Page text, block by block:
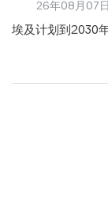
26年08月07日
埃及计划到2030